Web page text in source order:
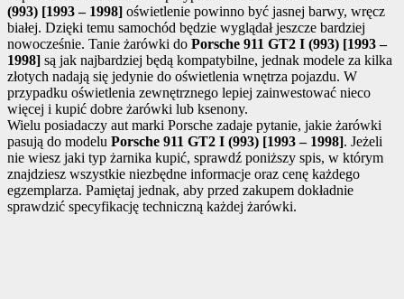
(993) [1993 – 1998] oświetlenie powinno być jasnej barwy, wręcz
białej. Dzięki temu samochód będzie wyglądał jeszcze bardziej
nowocześnie. Tanie żarówki do Porsche 911 GT2 I (993) [1993 –
1998] są jak najbardziej będą kompatybilne, jednak modele za kilka
złotych nadają się jedynie do oświetlenia wnętrza pojazdu. W
przypadku oświetlenia zewnętrznego lepiej zainwestować nieco
więcej i kupić dobre żarówki lub ksenony.
Wielu posiadaczy aut marki Porsche zadaje pytanie, jakie żarówki
pasują do modelu Porsche 911 GT2 I (993) [1993 – 1998]. Jeżeli
nie wiesz jaki typ żarnika kupić, sprawdź poniższy spis, w którym
znajdziesz wszystkie niezbędne informacje oraz cenę każdego
egzemplarza. Pamiętaj jednak, aby przed zakupem dokładnie
sprawdzić specyfikację techniczną każdej żarówki.